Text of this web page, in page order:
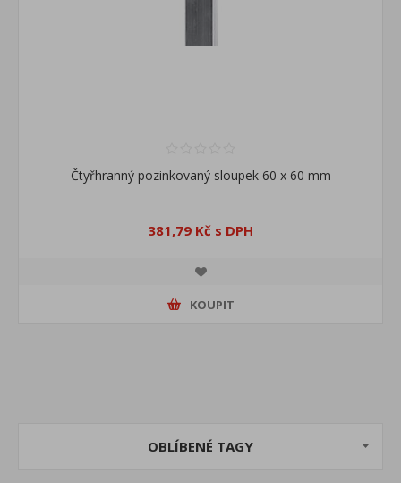
Čtyřhranný pozinkovaný sloupek 60 x 60 mm
381,79 Kč s DPH
KOUPIT
OBLÍBENÉ TAGY